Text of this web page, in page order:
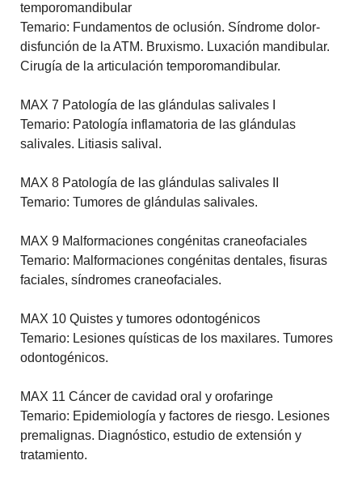
temporomandibular
Temario: Fundamentos de oclusión. Síndrome dolor-
disfunción de la ATM. Bruxismo. Luxación mandibular.
Cirugía de la articulación temporomandibular.
MAX 7 Patología de las glándulas salivales I
Temario: Patología inflamatoria de las glándulas
salivales. Litiasis salival.
MAX 8 Patología de las glándulas salivales II
Temario: Tumores de glándulas salivales.
MAX 9 Malformaciones congénitas craneofaciales
Temario: Malformaciones congénitas dentales, fisuras
faciales, síndromes craneofaciales.
MAX 10 Quistes y tumores odontogénicos
Temario: Lesiones quísticas de los maxilares. Tumores
odontogénicos.
MAX 11 Cáncer de cavidad oral y orofaringe
Temario: Epidemiología y factores de riesgo. Lesiones
premalignas. Diagnóstico, estudio de extensión y
tratamiento.